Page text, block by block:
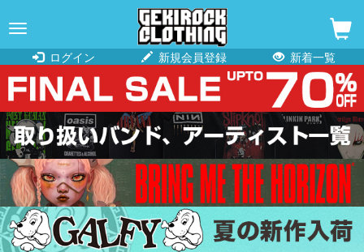
navigation
ログイン
新規会員登録 新着一覧